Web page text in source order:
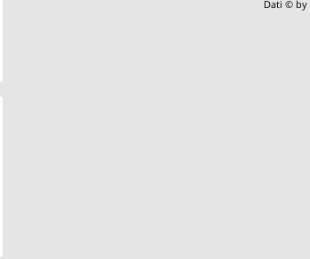
Dati © by